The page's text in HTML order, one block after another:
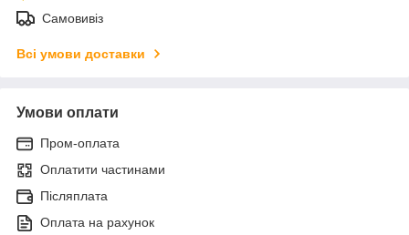
Самовивіз
Всі умови доставки
Умови оплати
Пром-оплата
Оплатити частинами
Післяплата
Оплата на рахунок